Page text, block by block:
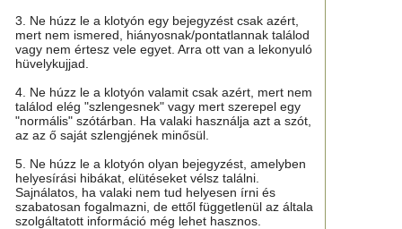
3. Ne húzz le a klotyón egy bejegyzést csak azért,
mert nem ismered, hiányosnak/pontatlannak találod
vagy nem értesz vele egyet. Arra ott van a lekonyuló
hüvelykujjad.
4. Ne húzz le a klotyón valamit csak azért, mert nem
találod elég "szlengesnek" vagy mert szerepel egy
"normális" szótárban. Ha valaki használja azt a szót,
az az ő saját szlengjének minősül.
5. Ne húzz le a klotyón olyan bejegyzést, amelyben
helyesírási hibákat, elütéseket vélsz találni.
Sajnálatos, ha valaki nem tud helyesen írni és
szabatosan fogalmazni, de ettől függetlenül az általa
szolgáltatott információ még lehet hasznos.